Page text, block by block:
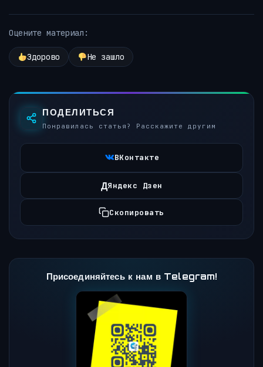
Оцените материал:
Здорово Не зашло
ПОДЕЛИТЬСЯ
Понравилась статья? Расскажите другим
ВКонтакте
ДЯндекс Дзен
Скопировать
Присоединяйтесь к нам в Telegram!